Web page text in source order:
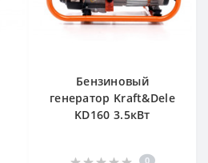
Бензиновый
генератор Kraft&Dele
KD160 3.5кВт
0